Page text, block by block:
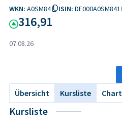
WKN: A0SM84 ISIN: DE000A0SM841
316,91
07.08.26
Übersicht
Kursliste Chart
Kursliste